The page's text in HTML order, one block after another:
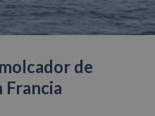
de